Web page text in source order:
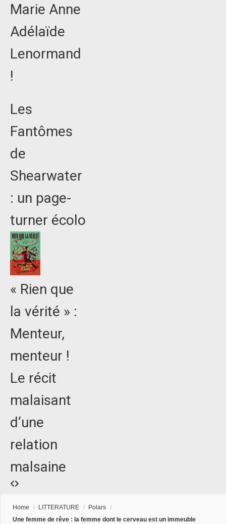
Marie Anne
Adélaïde
Lenormand
!
Les
Fantômes
de
Shearwater
: un page-
turner écolo
« Rien que
la vérité » :
Menteur,
menteur !
Le récit
malaisant
d’une
relation
malsaine
Home / LITTERATURE / Polars /
Une femme de rêve : la femme dont le cerveau est un immeuble